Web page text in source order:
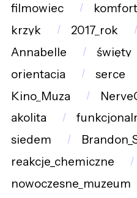
filmowiec
krzyk
2017_rok
Annabelle
święty
orientacja
serce
Kino_Muza
akolita
siedem
reakcje_chemiczne
nowoczesne_muzeum